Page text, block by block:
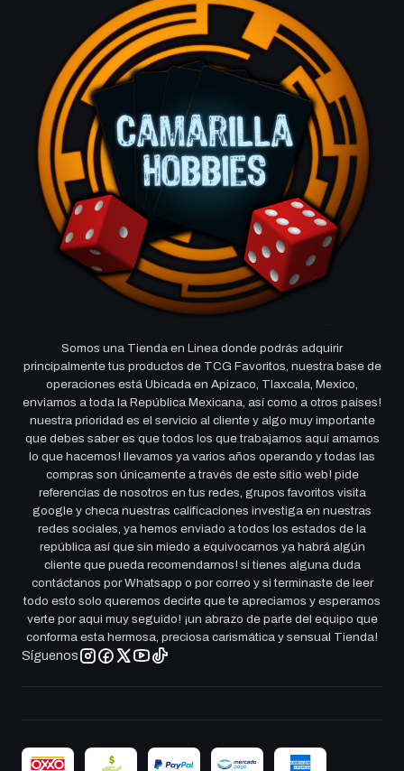
Somos una Tienda en Linea donde podrás adquirir
principalmente tus productos de TCG Favoritos, nuestra base de
operaciones está Ubicada en Apizaco, Tlaxcala, Mexico,
enviamos a toda la República Mexicana, así como a otros países!
nuestra prioridad es el servicio al cliente y algo muy importante
que debes saber es que todos los que trabajamos aquí amamos
lo que hacemos! llevamos ya varios años operando y todas las
compras son únicamente a través de este sitio web! pide
referencias de nosotros en tus redes, grupos favoritos visita
google y checa nuestras calificaciones investiga en nuestras
redes sociales, ya hemos enviado a todos los estados de la
república así que sin miedo a equivocarnos ya habrá algún
cliente que pueda recomendarnos! si tienes alguna duda
contáctanos por Whatsapp o por correo y si terminaste de leer
todo esto solo queremos decirte que te apreciamos y esperamos
verte por aqui muy seguido! ¡un abrazo de parte del equipo que
conforma esta hermosa, preciosa carismática y sensual Tienda!
Síguenos